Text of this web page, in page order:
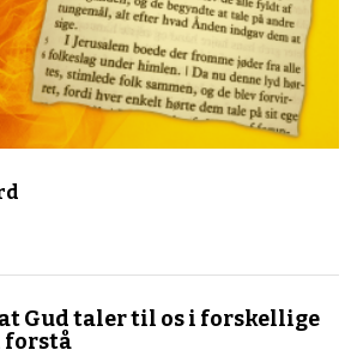
Gud taler til os i forskellige
forstå